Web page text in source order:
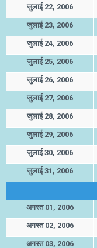
जुलाई 22, 2006
जुलाई 23, 2006
जुलाई 24, 2006
जुलाई 25, 2006
जुलाई 26, 2006
जुलाई 27, 2006
जुलाई 28, 2006
जुलाई 29, 2006
जुलाई 30, 2006
जुलाई 31, 2006
अगस्त 01, 2006
अगस्त 02, 2006
अगस्त 03, 2006